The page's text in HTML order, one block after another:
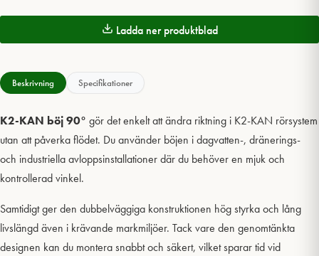
Ladda ner produktblad
Beskrivning Specifikationer
K2-KAN böj 90° gör det enkelt att ändra riktning i K2-KAN rörsystem
utan att påverka flödet. Du använder böjen i dagvatten-, dränerings-
och industriella avloppsinstallationer där du behöver en mjuk och
kontrollerad vinkel.
Samtidigt ger den dubbelväggiga konstruktionen hög styrka och lång
livslängd även i krävande markmiljöer. Tack vare den genomtänkta
designen kan du montera snabbt och säkert, vilket sparar tid vid